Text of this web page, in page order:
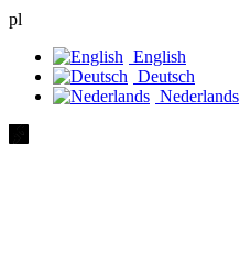
pl
English
Deutsch
Nederlands